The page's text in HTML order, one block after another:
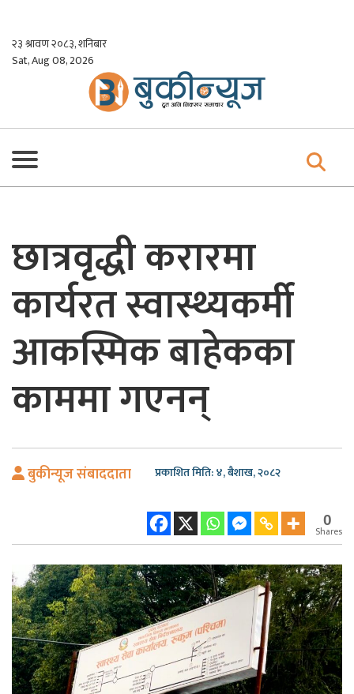
content
२३ श्रावण २०८३, शनिबार
Sat, Aug 08, 2026
छात्रवृद्धी करारमा
कार्यरत स्वास्थ्यकर्मी
आकस्मिक बाहेकका
काममा गएनन्
बुकीन्यूज संबाददाता प्रकाशित मिति: ४, बैशाख, २०८२
0
Shares